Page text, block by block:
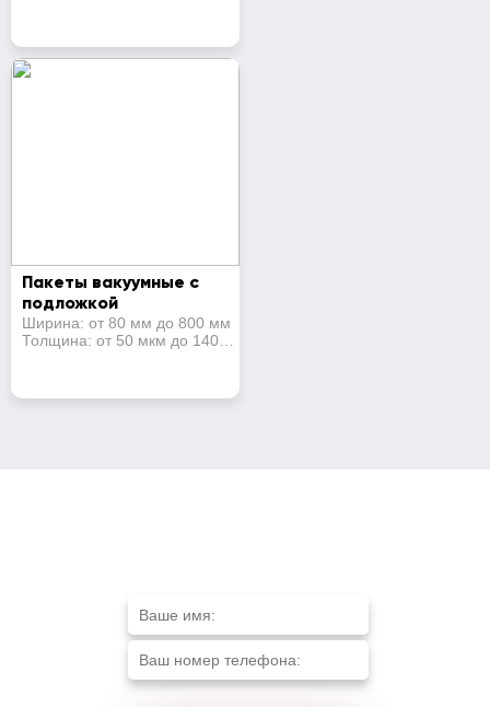
Пакеты вакуумные с
подложкой
Ширина: от 80 мм до 800 мм
Толщина: от 50 мкм до 140